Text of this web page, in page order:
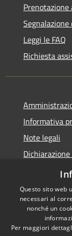
Leggi le FAQ
Richiesta
Informativa
Note legali
Link app
Accessibilità
Questo sito web
necessari al
nonché un
Per maggiori